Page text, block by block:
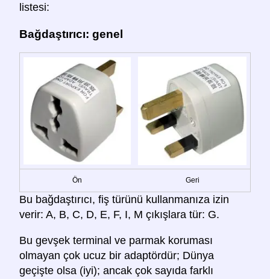
listesi:
Bağdaştırıcı: genel
Ön Geri
Bu bağdaştırıcı, fiş türünü kullanmanıza izin
verir: A, B, C, D, E, F, I, M çıkışlara tür: G.
Bu gevşek terminal ve parmak koruması
olmayan çok ucuz bir adaptördür; Dünya
geçişte olsa (iyi); ancak çok sayıda farklı